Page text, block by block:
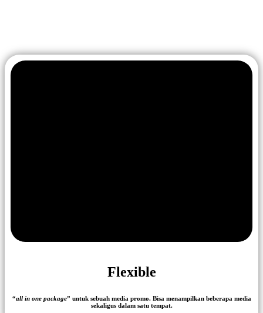
Flexible
“all in one package” untuk sebuah media promo. Bisa menampilkan beberapa media
sekaligus dalam satu tempat.